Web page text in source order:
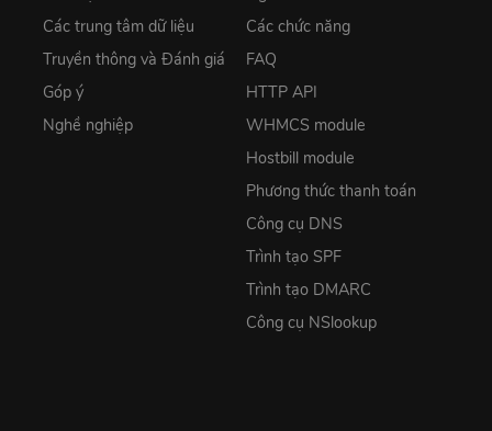
Các trung tâm dữ liệu
Truyền thông và Đánh giá
Góp ý
Nghề nghiệp
Các chức năng
FAQ
HTTP API
WHMCS module
Hostbill module
Phương thức thanh toán
Công cụ DNS
Trình tạo SPF
Trình tạo DMARC
Công cụ NSlookup